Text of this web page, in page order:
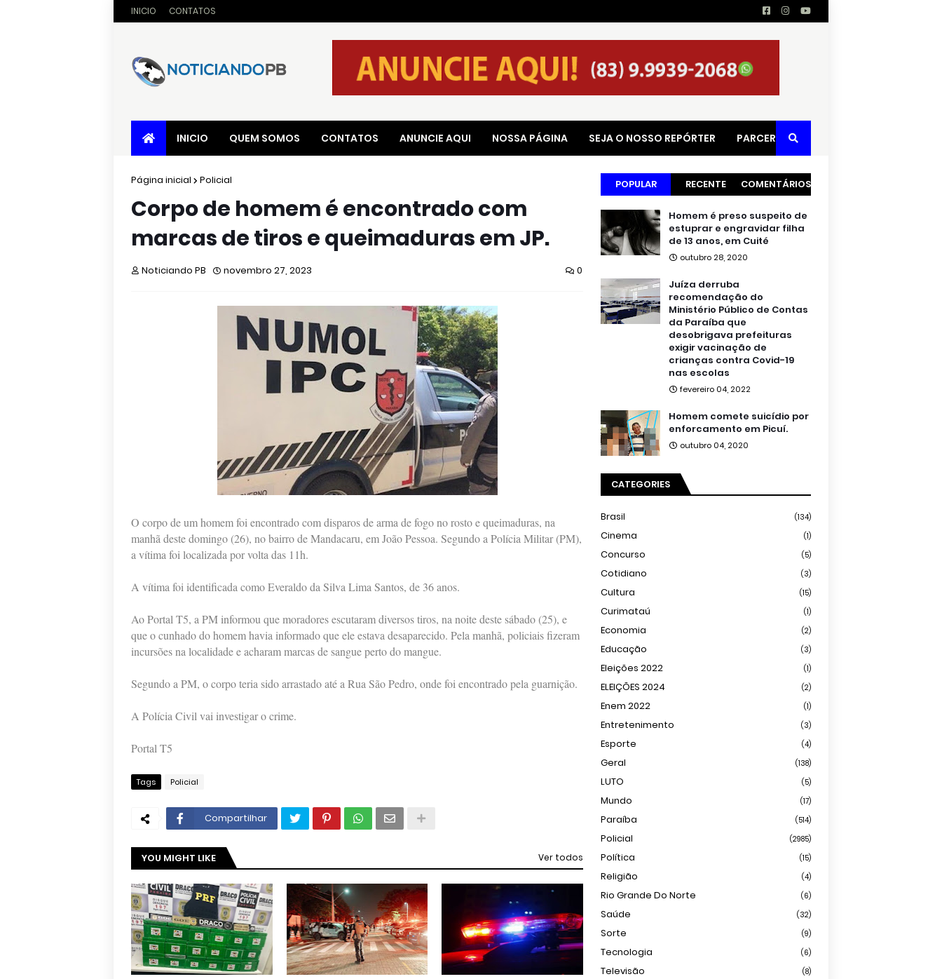
INICIO CONTATOS
INICIO QUEM SOMOS CONTATOS ANUNCIE AQUI NOSSA PÁGINA SEJA O NOSSO REPÓRTER PARCERIAS
Página inicial Policial
Corpo de homem é encontrado com
marcas de tiros e queimaduras em JP.
Noticiando PB novembro 27, 2023 0
O corpo de um homem foi encontrado com disparos de arma de fogo no rosto e queimaduras, na
manhã deste domingo (26), no bairro de Mandacaru, em João Pessoa. Segundo a Polícia Militar (PM),
a vítima foi localizada por volta das 11h.
A vítima foi identificada como Everaldo da Silva Lima Santos, de 36 anos.
Ao Portal T5, a PM informou que moradores escutaram diversos tiros, na noite deste sábado (25), e
que o cunhado do homem havia informado que ele estava desaparecido. Pela manhã, policiais fizeram
incursões na localidade e acharam marcas de sangue perto do mangue.
Segundo a PM, o corpo teria sido arrastado até a Rua São Pedro, onde foi encontrado pela guarnição.
A Polícia Civil vai investigar o crime.
Portal T5
Tags Policial
Compartilhar
YOU MIGHT LIKE Ver todos
POPULAR RECENTE COMENTÁRIOS
Homem é preso suspeito de
estuprar e engravidar filha
de 13 anos, em Cuité
outubro 28, 2020
Juíza derruba
recomendação do
Ministério Público de Contas
da Paraíba que
desobrigava prefeituras
exigir vacinação de
crianças contra Covid-19
nas escolas
fevereiro 04, 2022
Homem comete suicídio por
enforcamento em Picuí.
outubro 04, 2020
CATEGORIES
Brasil (134)
Cinema (1)
Concurso (5)
Cotidiano (3)
Cultura (15)
Curimataú (1)
Economia (2)
Educação (3)
Eleições 2022 (1)
ELEIÇÕES 2024 (2)
Enem 2022 (1)
Entretenimento (3)
Esporte (4)
Geral (138)
LUTO (5)
Mundo (17)
Paraíba (514)
Policial (2985)
Política (15)
Religião (4)
Rio Grande Do Norte (6)
Saúde (32)
Sorte (9)
Tecnologia (6)
Televisão (8)